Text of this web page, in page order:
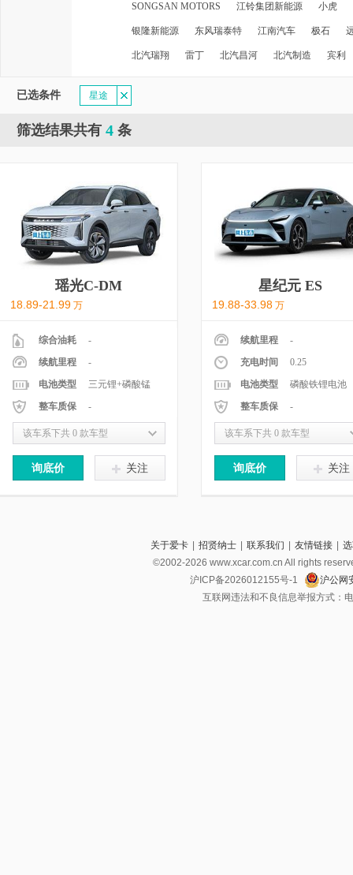
SONGSAN MOTORS 江铃集团新能源 小虎
银隆新能源 东风瑞泰特 江南汽车 极石
北汽瑞翔 雷丁 北汽昌河 北汽制造 宾利
已选条件 星途
筛选结果共有 4 条
瑶光C-DM
18.89-21.99 万
综合油耗
-
续航里程
-
电池类型
三元锂+磷酸锰
铁锂电池
整车质保 -
该车系下共 0 款车型
询底价 关注
星纪元 ES
19.88-33.98 万
续航里程
-
充电时间
0.25
电池类型
磷酸铁锂电池
整车质保
-
该车系下共 0 款车型
询底价 关注
关于爱卡 招贤纳士 联系我们 友情链接
©2002-2026 www.xcar.com.cn All rights
沪ICP备2026012155号-1
沪公网
互联网违法和不良信息举报方式：